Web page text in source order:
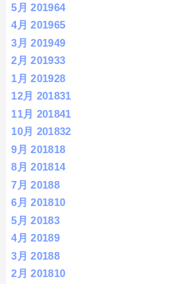
5月 201964
4月 201965
3月 201949
2月 201933
1月 201928
12月 201831
11月 201841
10月 201832
9月 201818
8月 201814
7月 20188
6月 201810
5月 20183
4月 20189
3月 20188
2月 201810